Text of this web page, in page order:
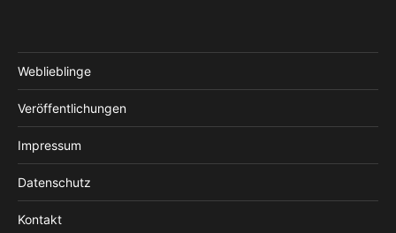
Weblieblinge
Veröffentlichungen
Impressum
Datenschutz
Kontakt